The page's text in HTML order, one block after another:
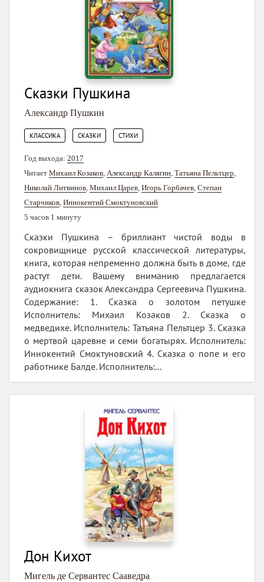
Сказки Пушкина
Александр Пушкин
КЛАССИКА СКАЗКИ СТИХИ
Год выхода: 2017
Читает Михаил Козаков Александр Калягин Татьяна Пельтцер
Николай Литвинов Михаил Царев Игорь Горбачев Степан
Старчиков Иннокентий Смоктуновский
5 часов 1 минуту
Сказки Пушкина – бриллиант чистой воды в
сокровищнице русской классической литературы,
книга, которая непременно должна быть в доме, где
растут дети. Вашему вниманию предлагается
аудиокнига сказок Александра Сергеевича Пушкина.
Содержание: 1. Сказка о золотом петушке
Исполнитель: Михаил Козаков 2. Сказка о
медведихе. Исполнитель: Татьяна Пельтцер 3. Сказка
о мертвой царевне и семи богатырях. Исполнитель:
Иннокентий Смоктуновский 4. Сказка о попе и его
работнике Балде. Исполнитель:...
Дон Кихот
Мигель де Сервантес Сааведра